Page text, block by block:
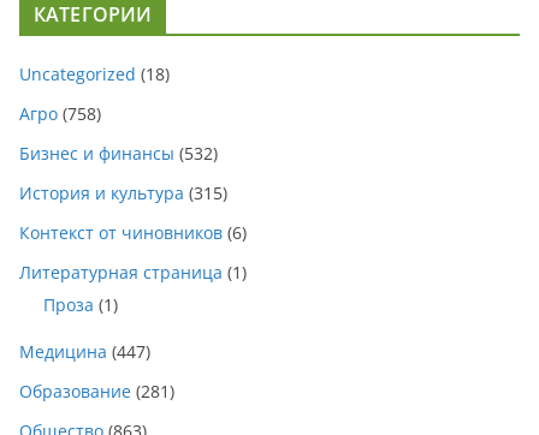
КАТЕГОРИИ
Uncategorized (18)
Агро (758)
Бизнес и финансы (532)
История и культура (315)
Контекст от чиновников (6)
Литературная страница (1)
Проза (1)
Медицина (447)
Образование (281)